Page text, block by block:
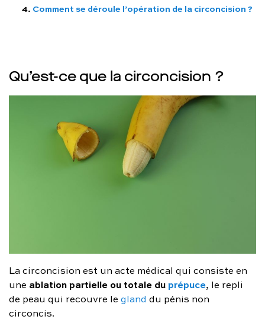
Comment se déroule l’opération de la circoncision ?
Qu’est-ce que la circoncision ?
La circoncision est un acte médical qui consiste en
une ablation partielle ou totale duprépuce, le repli
de peau qui recouvre le gland du pénis non
circoncis.